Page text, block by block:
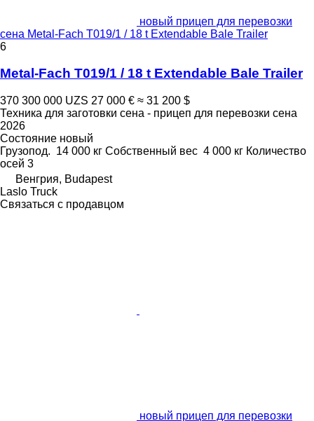
новый прицеп для перевозки
сена Metal-Fach T019/1 / 18 t Extendable Bale Trailer
6
Metal-Fach T019/1 / 18 t Extendable Bale Trailer
370 300 000 UZS 27 000 € ≈ 31 200 $
Техника для заготовки сена - прицеп для перевозки сена
2026
Состояние новый
Грузопод. 14 000 кг Собственный вес 4 000 кг Количество
осей 3
Венгрия, Budapest
Laslo Truck
Связаться с продавцом
новый прицеп для перевозки